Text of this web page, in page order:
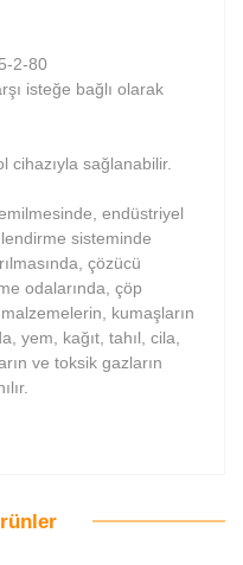
2-80
isteğe bağlı olarak
cihazıyla sağlanabilir.
endüstriyel
sisteminde
çözücü
odalarında, çöp
kumaşların
yem, kağıt, tahıl, cila,
ve toksik gazların